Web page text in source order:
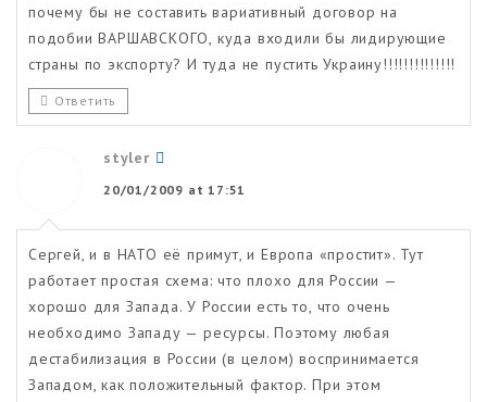
почему бы не составить вариативный договор на
подобии ВАРШАВСКОГО, куда входили бы лидирующие
страны по экспорту? И туда не пустить Украину!!!!!!!!!!!!!!
Ответить
styler
20/01/2009 at 17:51
Сергей, и в НАТО её примут, и Европа «простит». Тут
работает простая схема: что плохо для России —
хорошо для Запада. У России есть то, что очень
необходимо Западу — ресурсы. Поэтому любая
дестабилизация в России (в целом) воспринимается
Западом, как положительный фактор. При этом